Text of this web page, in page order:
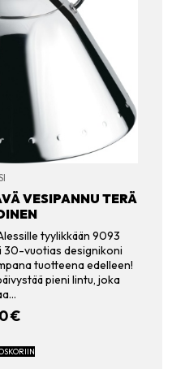
VESIPANNU TERÄ
tyylikkään 9093
30-vuotias designikoni
tuotteena edelleen!
pieni lintu, joka
€